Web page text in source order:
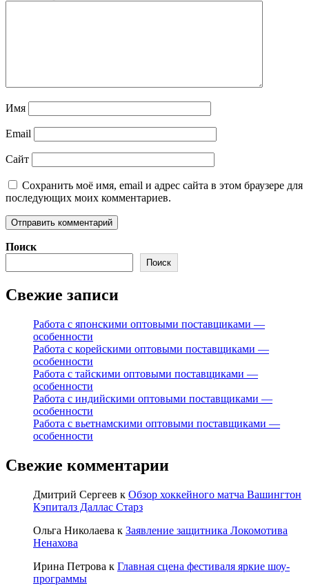
Имя
Email
Сайт
Сохранить моё имя, email и адрес сайта в этом браузере для
последующих моих комментариев.
Поиск
Поиск
Свежие записи
Работа с японскими оптовыми поставщиками —
особенности
Работа с корейскими оптовыми поставщиками —
особенности
Работа с тайскими оптовыми поставщиками —
особенности
Работа с индийскими оптовыми поставщиками —
особенности
Работа с вьетнамскими оптовыми поставщиками —
особенности
Свежие комментарии
Дмитрий Сергеев к Обзор хоккейного матча Вашингтон
Кэпиталз Даллас Старз
Ольга Николаева к Заявление защитника Локомотива
Ненахова
Ирина Петрова к Главная сцена фестиваля яркие шоу-
программы